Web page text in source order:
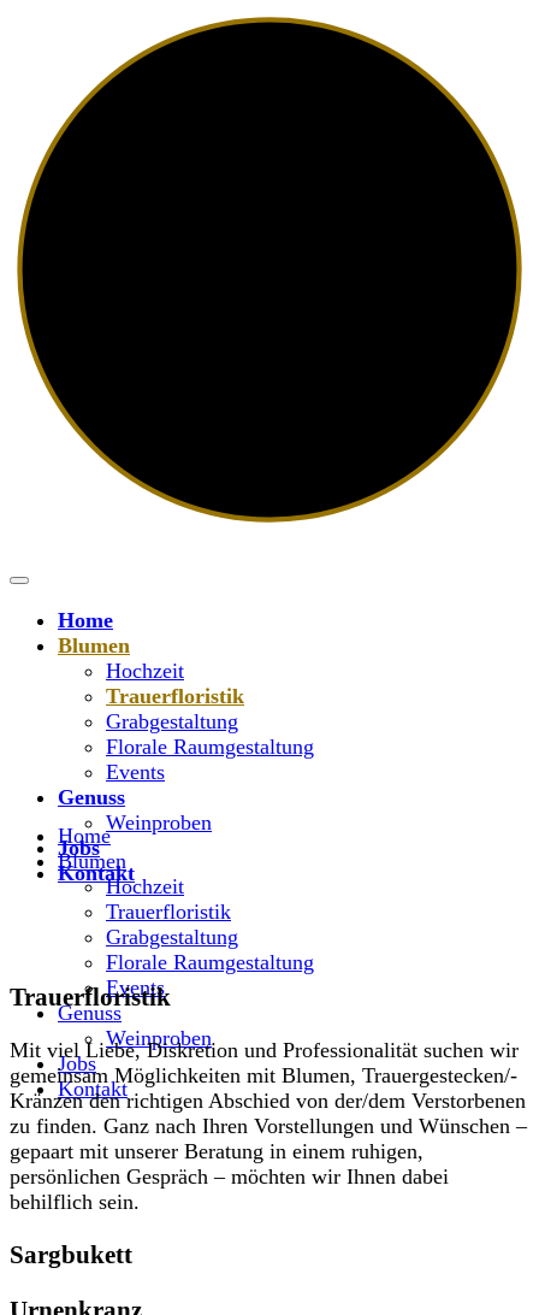
Home
Blumen
Hochzeit
Trauerfloristik
Grabgestaltung
Florale Raumgestaltung
Events
Genuss
Weinproben
Jobs
Kontakt
Home
Blumen
Hochzeit
Trauerfloristik
Grabgestaltung
Florale Raumgestaltung
Events
Genuss
Weinproben
Jobs
Kontakt
Trauerfloristik
Mit viel Liebe, Diskretion und Professionalität suchen wir
gemeinsam Möglichkeiten mit Blumen, Trauergestecken/-
Kränzen den richtigen Abschied von der/dem Verstorbenen
zu finden. Ganz nach Ihren Vorstellungen und Wünschen –
gepaart mit unserer Beratung in einem ruhigen,
persönlichen Gespräch – möchten wir Ihnen dabei
behilflich sein.
Sargbukett